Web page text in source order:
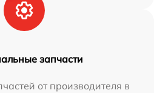
запчасти
от производителя в